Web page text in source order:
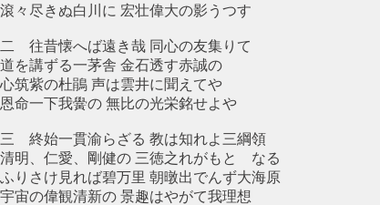
滾々尽きぬ白川に 宏壮偉大の影うつす
二 往昔懐へば遠き哉 同心の友集りて
道を講ずる一茅舎 金石透す赤誠の
心筑紫の杜鵑 声は雲井に聞えてや
恩命一下我黌の 無比の光栄銘せよや
三 終始一貫渝らざる 教は知れよ三綱領
清明、仁愛、剛健の 三徳之れがもとゝなる
ふりさけ見れば碧万里 朝暾出でんず大海原
宇宙の偉観清新の 景趣はやがて我理想